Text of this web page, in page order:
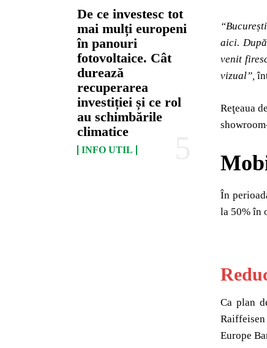
De ce investesc tot
mai mulți europeni
în panouri
fotovoltaice. Cât
durează
recuperarea
investiției și ce rol
au schimbările
climatice
INFO UTIL
aici.
venit
vizual”,
Reţeaua
În
la 50% în
Ca plan
Europe